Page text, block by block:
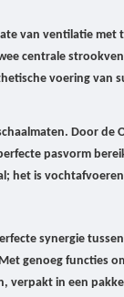
van ventilatie
centrale
voering van
Door de
pasvorm
het is
synergie
Met genoeg functies
verpakt in een